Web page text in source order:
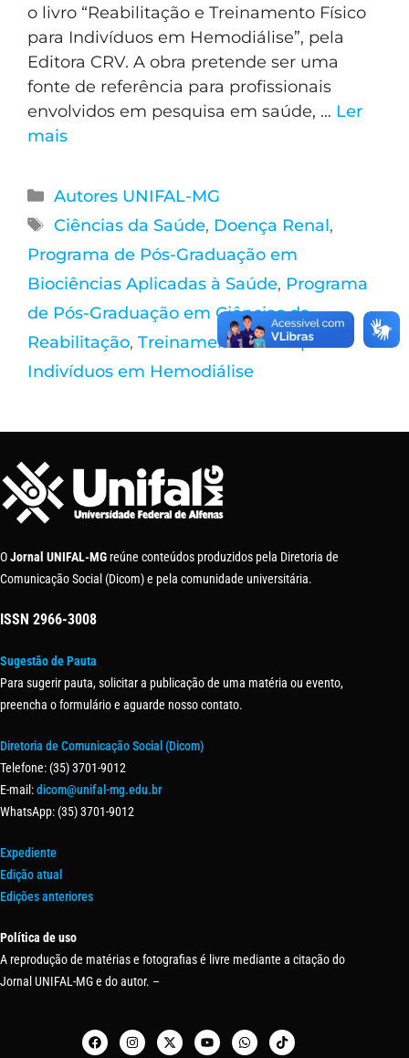
o livro “Reabilitação e Treinamento Físico
para Indivíduos em Hemodiálise”, pela
Editora CRV. A obra pretende ser uma
fonte de referência para profissionais
envolvidos em pesquisa em saúde, … Ler
mais
Autores UNIFAL-MG
Ciências da Saúde, Doença Renal,
Programa de Pós-Graduação em
Biociências Aplicadas à Saúde, Programa
de Pós-Graduação em Ciências da
Reabilitação, Treinamento Físico para
Indivíduos em Hemodiálise
OJornal UNIFAL-MG reúne conteúdos produzidos pela Diretoria de
Comunicação Social (Dicom) e pela comunidade universitária.
ISSN 2966-3008
Sugestão de Pauta
Para sugerir pauta, solicitar a publicação de uma matéria ou evento,
preencha o formulário e aguarde nosso contato.
Diretoria de Comunicação Social (Dicom)
Telefone: (35) 3701-9012
E-mail:dicom@unifal-mg.edu.br
WhatsApp: (35) 3701-9012
Expediente
Edição atual
Edições anteriores
Política de uso
A reprodução de matérias e fotografias é livre mediante a citação do
Jornal UNIFAL-MG e do autor. –